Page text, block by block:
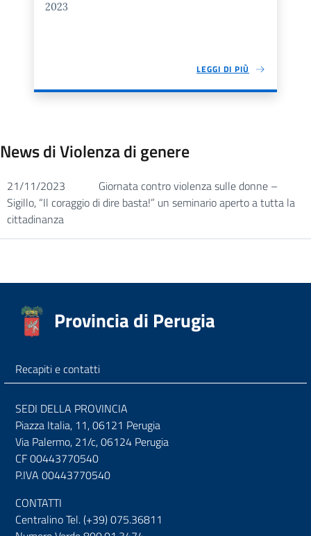
2023
LEGGI DI PIÙ
News di Violenza di genere
21/11/2023
Giornata contro violenza sulle donne –
Sigillo, “Il coraggio di dire basta!” un seminario aperto a tutta la
cittadinanza
Provincia di Perugia
Recapiti e contatti
SEDI DELLA PROVINCIA
Piazza Italia, 11, 06121 Perugia
Via Palermo, 21/c, 06124 Perugia
CF 00443770540
P.IVA 00443770540
CONTATTI
Centralino Tel. (+39) 075.36811